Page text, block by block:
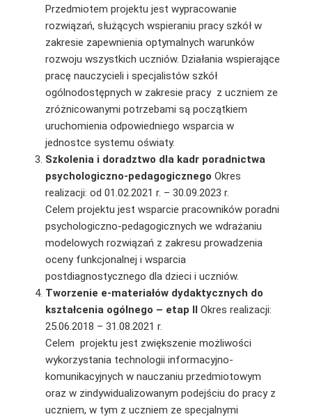
Przedmiotem projektu jest wypracowanie
rozwiązań, służących wspieraniu pracy szkół w
zakresie zapewnienia optymalnych warunków
rozwoju wszystkich uczniów. Działania wspierające
pracę nauczycieli i specjalistów szkół
ogólnodostępnych w zakresie pracy z uczniem ze
zróżnicowanymi potrzebami są początkiem
uruchomienia odpowiedniego wsparcia w
jednostce systemu oświaty.
Szkolenia i doradztwo dla kadr poradnictwa
psychologiczno-pedagogicznego Okres
realizacji: od 01.02.2021 r. – 30.09.2023 r.
Celem projektu jest wsparcie pracowników poradni
psychologiczno-pedagogicznych we wdrażaniu
modelowych rozwiązań z zakresu prowadzenia
oceny funkcjonalnej i wsparcia
postdiagnostycznego dla dzieci i uczniów.
Tworzenie e-materiałów dydaktycznych do
kształcenia ogólnego – etap II Okres realizacji:
25.06.2018 – 31.08.2021 r.
Celem projektu jest zwiększenie możliwości
wykorzystania technologii informacyjno-
komunikacyjnych w nauczaniu przedmiotowym
oraz w zindywidualizowanym podejściu do pracy z
uczniem, w tym z uczniem ze specjalnymi